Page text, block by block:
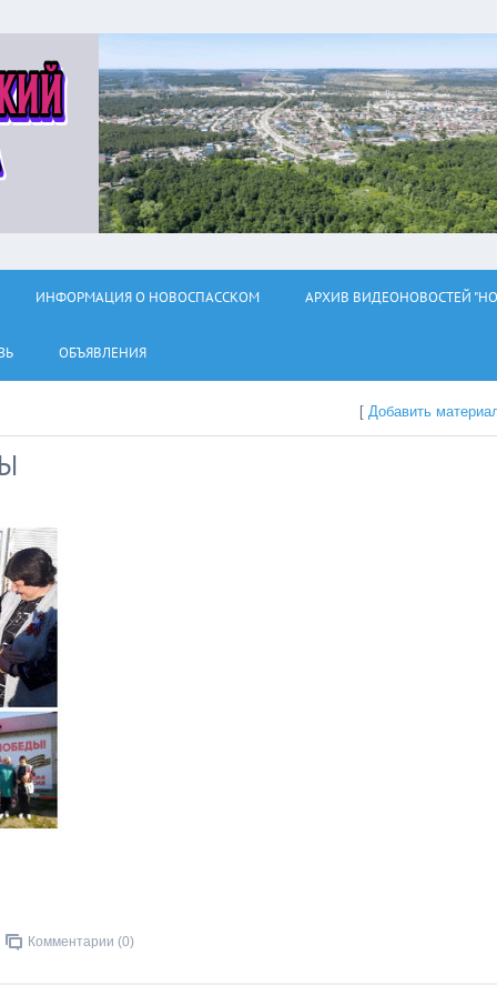
ИНФОРМАЦИЯ О НОВОСПАССКОМ АРХИВ ВИДЕОНОВОСТЕЙ
ОБЪЯВЛЕНИЯ
[Добавить
Комментарии (0)